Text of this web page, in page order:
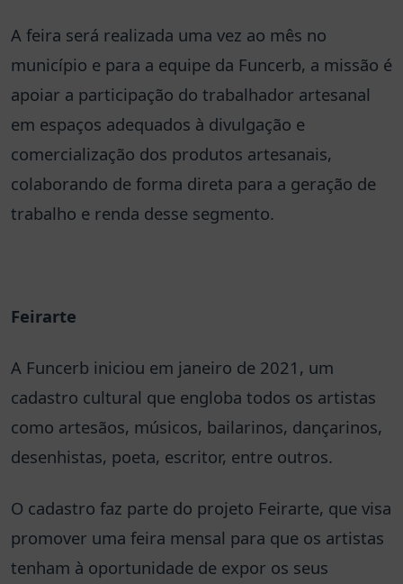
A feira será realizada uma vez ao mês no
município e para a equipe da Funcerb, a missão é
apoiar a participação do trabalhador artesanal
em espaços adequados à divulgação e
comercialização dos produtos artesanais,
colaborando de forma direta para a geração de
trabalho e renda desse segmento.
Feirarte
A Funcerb iniciou em janeiro de 2021, um
cadastro cultural que engloba todos os artistas
como artesãos, músicos, bailarinos, dançarinos,
desenhistas, poeta, escritor, entre outros.
O cadastro faz parte do projeto Feirarte, que visa
promover uma feira mensal para que os artistas
tenham à oportunidade de expor os seus